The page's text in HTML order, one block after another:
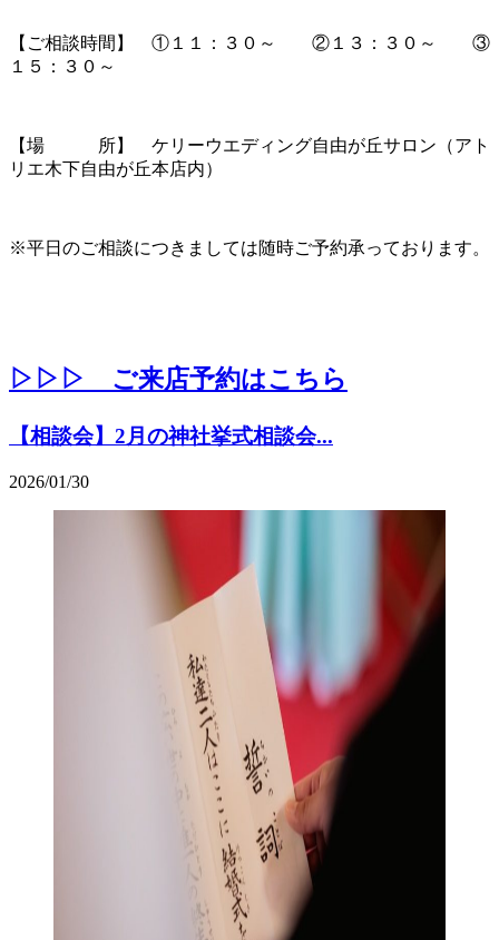
【ご相談時間】 ①１１：３０～ ②１３：３０～ ③
１５：３０～
【場 所】 ケリーウエディング自由が丘サロン（アト
リエ木下自由が丘本店内）
※平日のご相談につきましては随時ご予約承っております。
▷▷▷ ご来店予約はこちら
【相談会】2月の神社挙式相談会...
2026/01/30